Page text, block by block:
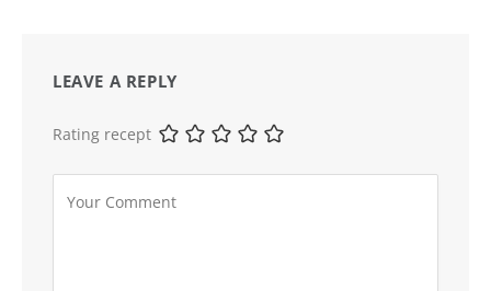
LEAVE A REPLY
Rating recept